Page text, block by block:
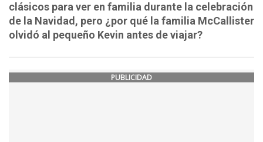
clásicos para ver en familia durante la celebración
de la Navidad, pero ¿por qué la familia McCallister
olvidó al pequeño Kevin antes de viajar?
PUBLICIDAD